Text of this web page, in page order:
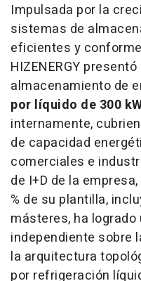
Impulsada por la
sistemas de
eficientes y
HIZENERGY
almacenamiento de
por líquido de 300
internamente,
de capacidad
comerciales e
de I+D de la
% de su plantilla,
másteres, ha
independiente sobre
la arquitectura
por refrigeración